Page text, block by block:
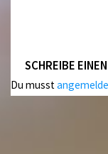
SCHREIBE
Du musst